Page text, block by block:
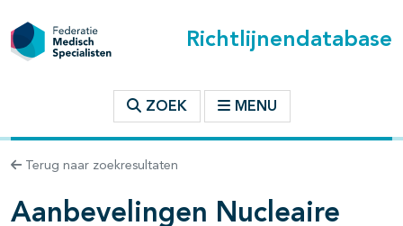
Richtlijnendatabase
ZOEK MENU
Terug naar zoekresultaten
Aanbevelingen Nucleaire
binnen deze richtlijn